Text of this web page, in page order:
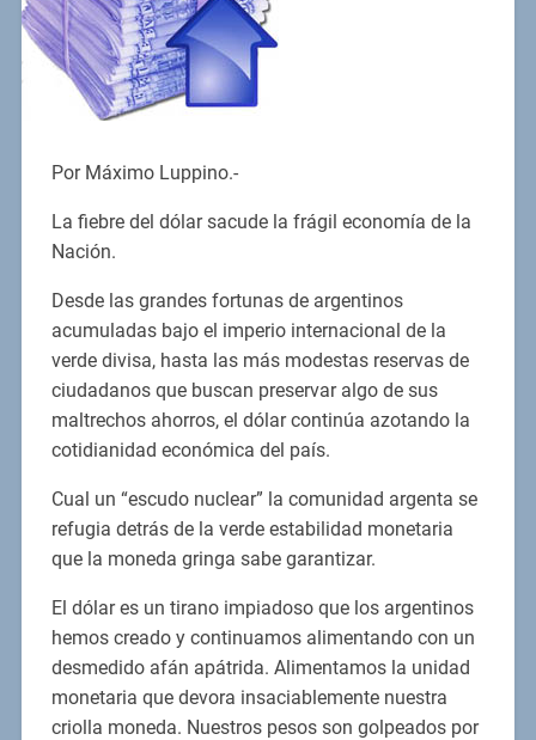
Por Máximo Luppino.-
La fiebre del dólar sacude la frágil economía de la
Nación.
Desde las grandes fortunas de argentinos
acumuladas bajo el imperio internacional de la
verde divisa, hasta las más modestas reservas de
ciudadanos que buscan preservar algo de sus
maltrechos ahorros, el dólar continúa azotando la
cotidianidad económica del país.
Cual un “escudo nuclear” la comunidad argenta se
refugia detrás de la verde estabilidad monetaria
que la moneda gringa sabe garantizar.
El dólar es un tirano impiadoso que los argentinos
hemos creado y continuamos alimentando con un
desmedido afán apátrida. Alimentamos la unidad
monetaria que devora insaciablemente nuestra
criolla moneda. Nuestros pesos son golpeados por